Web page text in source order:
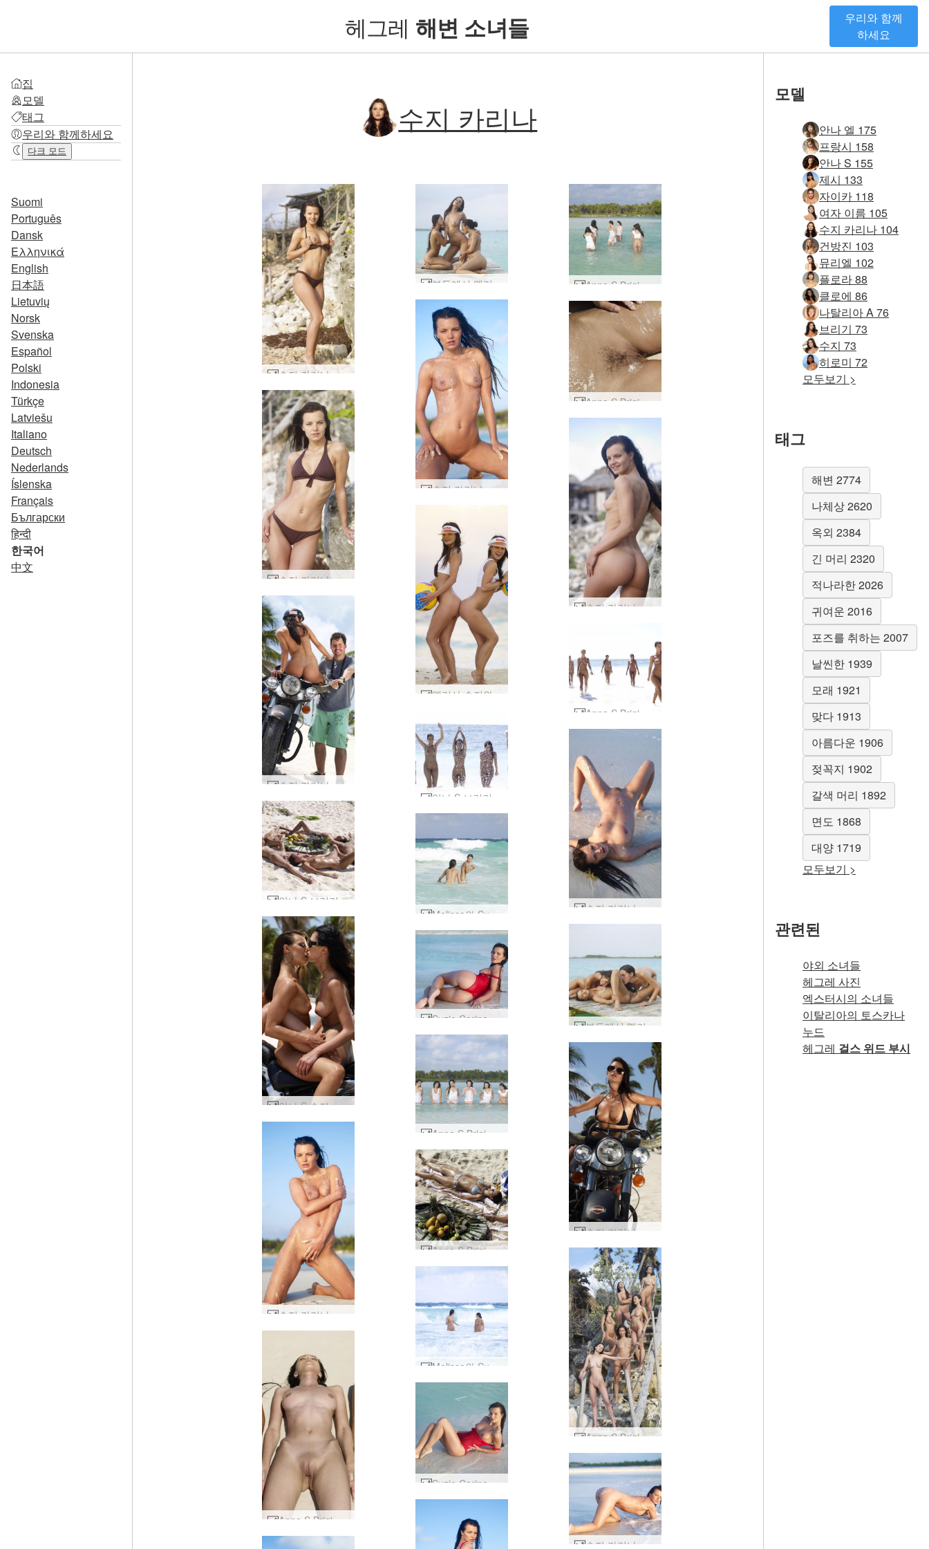
헤그레 해변 소녀들
우리와 함께
하세요
집
모델
태그
우리와 함께하세요
다크 모드
Suomi
Português
Dansk
Ελληνικά
English
日本語
Lietuvių
Norsk
Svenska
Español
Polski
Indonesia
Türkçe
Latviešu
Italiano
Deutsch
Nederlands
Íslenska
Français
Български
हिन्दी
한국어
中文
수지 카리나
수지 카리나 온 더 록스 #13
수지 카리나 누드 비치 #30
Anna S Brigi Melissa Suzie Suzie Carina 습식 및 모래 #81
수지 카리나 온 더 록스 #6
수지 카리나 온 더 록스 #38
수지 카리나 할리 데이비슨 #33
수지 카리나 누드 비치 #14
안나 S 브리기 멜리사 수지 수지 카리나 포메이션 #5
안나 S 수지 카리나 할리 데이비슨 #69
Anna S Brigi Melissa Muriel Suzie Suzie Carina 멕시코 피크닉 1부 #19
Anna S Brigi Muriel Melissa Suzie 및 Suzie Carina 선라이즈 #48
모델
안나 엘 175
프랑시 158
안나 S 155
제시 133
자이카 118
여자 이름 105
수지 카리나 104
건방진 103
뮤리엘 102
플로라 88
클로에 86
나탈리아 A 76
브리기 73
수지 73
히로미 72
모두보기 >
태그
해변 2774
나체상 2620
옥외 2384
긴 머리 2320
적나라한 2026
귀여운 2016
포즈를 취하는 2007
날씬한 1939
모래 1921
맞다 1913
아름다운 1906
젖꼭지 1902
갈색 머리 1892
면도 1868
대양 1719
모두보기 >
관련된
야외 소녀들
헤그레 사진
엑스터시의 소녀들
이탈리아의 토스카나
누드
헤그레 걸스 위드 부시